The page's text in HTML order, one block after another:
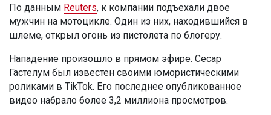
По данным Reuters, к компании подъехали двое
мужчин на мотоцикле. Один из них, находившийся в
шлеме, открыл огонь из пистолета по блогеру.
Нападение произошло в прямом эфире. Сесар
Гастелум был известен своими юмористическими
роликами в TikTok. Его последнее опубликованное
видео набрало более 3,2 миллиона просмотров.